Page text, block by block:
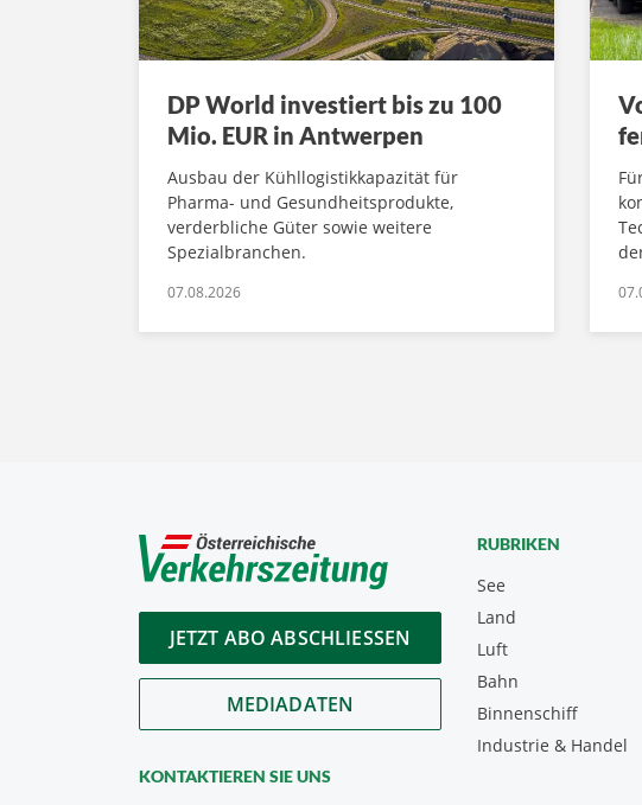
DP World investiert bis zu 100
Mio. EUR in Antwerpen
Ausbau der Kühllogistikkapazität für
Pharma- und Gesundheitsprodukte,
verderbliche Güter sowie weitere
Spezialbranchen.
07.08.2026
JETZT ABO ABSCHLIESSEN
MEDIADATEN
KONTAKTIEREN SIE UNS
RUBRIKEN
See
Land
Luft
Bahn
Binnenschiff
Industrie & Handel